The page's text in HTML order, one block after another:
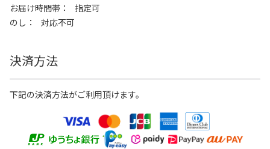
お届け時間帯
指定可
のし
対応不可
決済方法
下記の決済方法がご利用頂けます。